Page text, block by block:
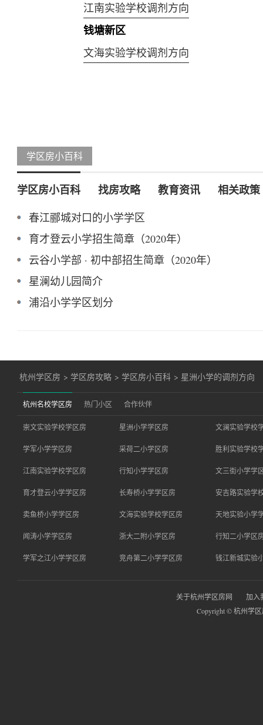
江南实验学校调剂方向
钱塘新区
文海实验学校调剂方向
学区房小百科
学区房小百科 找房攻略 教育资讯 相关政策
春江郦城对口的小学学区
育才登云小学招生简章（2020年）
云谷小学部 · 初中部招生简章（2020年）
星澜幼儿园简介
浦沿小学学区划分
杭州学区房 > 学区房攻略 > 学区房小百科 > 星洲小学的调剂方向
杭州名校学区房 热门小区 合作伙伴
崇文实验学校学区房 星洲小学学区房 文澜实验学校
学军小学学区房 采荷二小学区房 胜利实验学校
江南实验学校学区房 行知小学学区房 文三街小学学
育才登云小学学区房 长寿桥小学学区房 安吉路实验学
卖鱼桥小学学区房 文海实验学校学区房 天地实验小学
闻涛小学学区房 浙大二附小学区房 行知二小学区
学军之江小学学区房 竞舟第二小学学区房 钱江新城实验
关于杭州学区房网
加入
Copyright © 杭州学